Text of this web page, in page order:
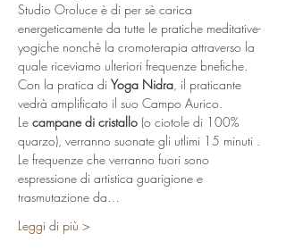
Studio Oroluce è di per sè carica
energeticamente da tutte le pratiche meditative-
yogiche nonchè la cromoterapia attraverso la
quale riceviamo ulteriori frequenze bnefiche.
Con la pratica di Yoga Nidra, il praticante
vedrà amplificato il suo Campo Aurico.
Le campane di cristallo (o ciotole di 100%
quarzo), verranno suonate gli utlimi 15 minuti .
Le frequenze che verranno fuori sono
espressione di artistica guarigione e
trasmutazione da…
Leggi di più >